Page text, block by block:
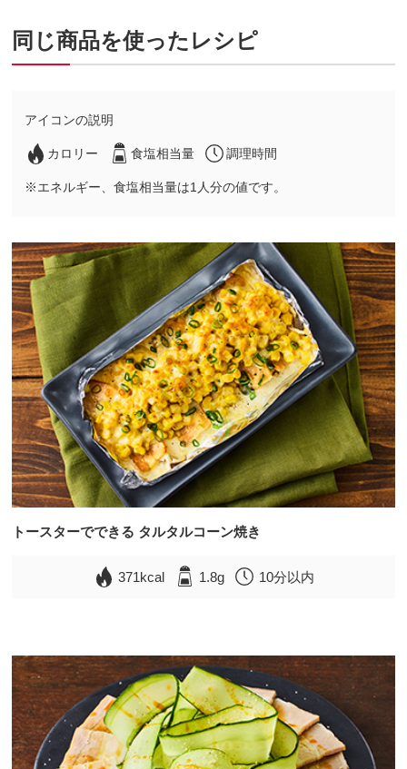
同じ商品を使ったレシピ
アイコンの説明
カロリー 食塩相当量 調理時間
※エネルギー、食塩相当量は1人分の値です。
トースターでできる タルタルコーン焼き
371kcal 1.8g 10分以内